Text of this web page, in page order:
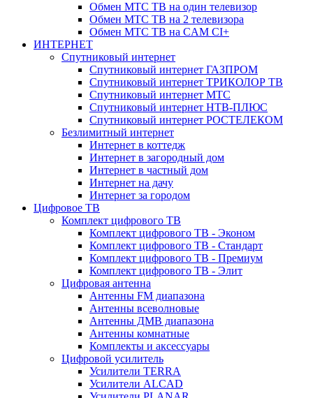
Обмен МТС ТВ на один телевизор
Обмен МТС ТВ на 2 телевизора
Обмен МТС ТВ на CAM CI+
ИНТЕРНЕТ
Спутниковый интернет
Спутниковый интернет ГАЗПРОМ
Спутниковый интернет ТРИКОЛОР ТВ
Спутниковый интернет МТС
Спутниковый интернет НТВ-ПЛЮС
Спутниковый интернет РОСТЕЛЕКОМ
Безлимитный интернет
Интернет в коттедж
Интернет в загородный дом
Интернет в частный дом
Интернет на дачу
Интернет за городом
Цифровое ТВ
Комплект цифрового ТВ
Комплект цифрового ТВ - Эконом
Комплект цифрового ТВ - Стандарт
Комплект цифрового ТВ - Премиум
Комплект цифрового ТВ - Элит
Цифровая антенна
Антенны FM диапазона
Антенны всеволновые
Антенны ДМВ диапазона
Антенны комнатные
Комплекты и аксессуары
Цифровой усилитель
Усилители TERRA
Усилители ALCAD